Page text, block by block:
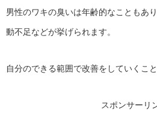
男性のワキの臭いは年齢的なこともあ
動不足などが挙げられます。
自分のできる範囲で改善をしていくこと
スポンサーリ